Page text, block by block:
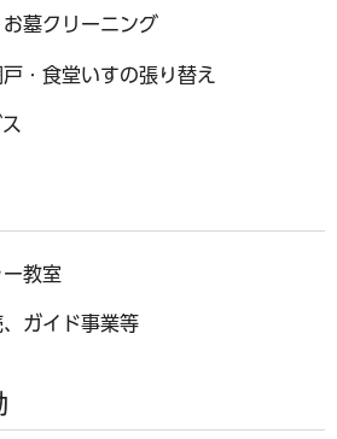
墓クリーニング
・食堂いすの張り替え
教室
ガイド事業等